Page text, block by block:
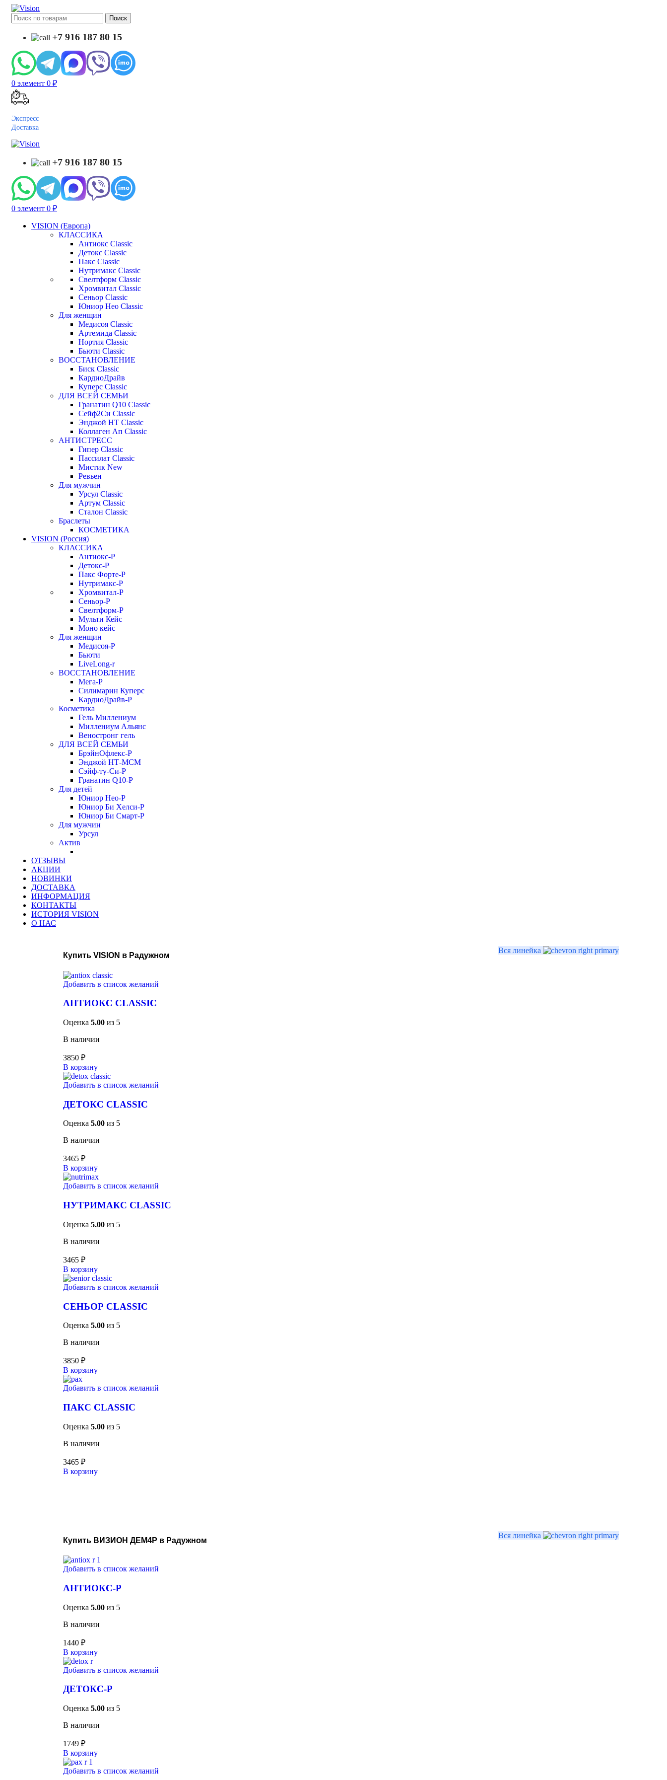
Поиск
+7 916 187 80 15
0 элемент 0 ₽
Экспресс
Доставка
+7 916 187 80 15
0 элемент 0 ₽
VISION (Европа)
КЛАССИКА
Антиокс Classic
Детокс Classic
Пакс Classic
Нутримакс Classic
Свелтформ Classic
Хромвитал Classic
Сеньор Classic
Юниор Нео Classic
Для женщин
Медисоя Classic
Артемида Classic
Нортия Classic
Бьюти Classic
ВОССТАНОВЛЕНИЕ
Биск Classic
КардиоДрайв
Куперс Classic
ДЛЯ ВСЕЙ СЕМЬИ
Гранатин Q10 Classic
Сейф2Си Classic
Энджой НТ Classic
Коллаген Ап Classic
АНТИСТРЕСС
Гипер Classic
Пассилат Classic
Мистик New
Ревьен
Для мужчин
Урсул Classic
Артум Classic
Сталон Classic
Браслеты
КОСМЕТИКА
VISION (Россия)
КЛАССИКА
Антиокс-Р
Детокс-Р
Пакс Форте-Р
Нутримакс-Р
Хромвитал-Р
Сеньор-Р
Свелтформ-Р
Мульти Кейс
Моно кейс
Для женщин
Медисоя-Р
Бьюти
LiveLong-r
ВОССТАНОВЛЕНИЕ
Мега-Р
Силимарин Куперс
КардиоДрайв-Р
Косметика
Гель Миллениум
Миллениум Альянс
Веностронг гель
ДЛЯ ВСЕЙ СЕМЬИ
БрэйнОфлекс-Р
Энджой НТ-МСМ
Сэйф-ту-Си-Р
Гранатин Q10-Р
Для детей
Юниор Нео-Р
Юниор Би Хелси-Р
Юниор Би Смарт-Р
Для мужчин
Урсул
Актив
ОТЗЫВЫ
АКЦИИ
НОВИНКИ
ДОСТАВКА
ИНФОРМАЦИЯ
КОНТАКТЫ
ИСТОРИЯ VISION
О НАС
Купить VISION в Радужном
Вся линейка
Добавить в список желаний
АНТИОКС CLASSIC
Оценка 5.00 из 5
В наличии
3850 ₽
В корзину
Добавить в список желаний
ДЕТОКС CLASSIC
Оценка 5.00 из 5
В наличии
3465 ₽
В корзину
Добавить в список желаний
НУТРИМАКС CLASSIC
Оценка 5.00 из 5
В наличии
3465 ₽
В корзину
Добавить в список желаний
СЕНЬОР CLASSIC
Оценка 5.00 из 5
В наличии
3850 ₽
В корзину
Добавить в список желаний
ПАКС CLASSIC
Оценка 5.00 из 5
В наличии
3465 ₽
В корзину
Купить ВИЗИОН ДЕМ4Р в Радужном
Вся линейка
Добавить в список желаний
АНТИОКС-Р
Оценка 5.00 из 5
В наличии
1440 ₽
В корзину
Добавить в список желаний
ДЕТОКС-Р
Оценка 5.00 из 5
В наличии
1749 ₽
В корзину
Добавить в список желаний